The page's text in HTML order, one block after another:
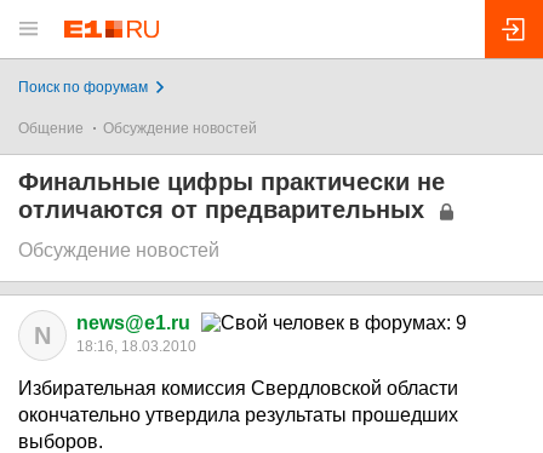
Поиск по форумам
Общение Обсуждение новостей
Финальные цифры практически не
отличаются от предварительных
Обсуждение новостей
N news@e1.ru
18:16, 18.03.2010
Избирательная комиссия Свердловской области
окончательно утвердила результаты прошедших
выборов.